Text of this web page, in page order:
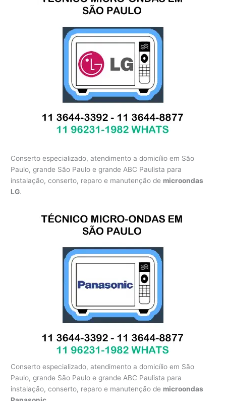
Conserto especializado, atendimento a domicílio em São
Paulo, grande São Paulo e grande ABC Paulista para
instalação, conserto, reparo e manutenção de microondas
LG.
Conserto especializado, atendimento a domicílio em São
Paulo, grande São Paulo e grande ABC Paulista para
instalação, conserto, reparo e manutenção de microondas